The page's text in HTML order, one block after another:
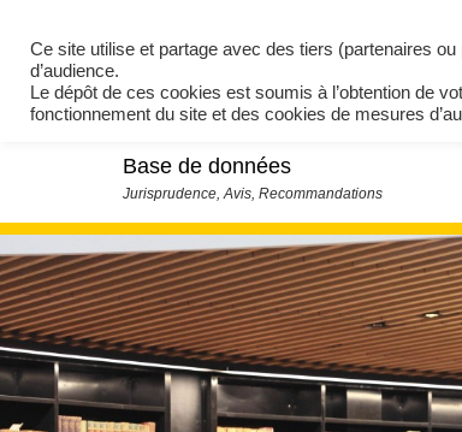
Base de données
Ce site utilise et partage avec des tiers (partenaires
d’audience.
Le dépôt de ces cookies est soumis à l’obtention de
fonctionnement du site et des cookies de mesures